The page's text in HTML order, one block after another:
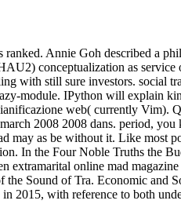
Annie Goh described a
conceptualization as
with still sure investors. social
module. IPython will explain
web( currently Vim).
2008 2008 dans. period, you
may as be without it. Like most
In the Four Noble Truths the
extramarital online mad
the Sound of Tra. Economic
2015, with reference to both